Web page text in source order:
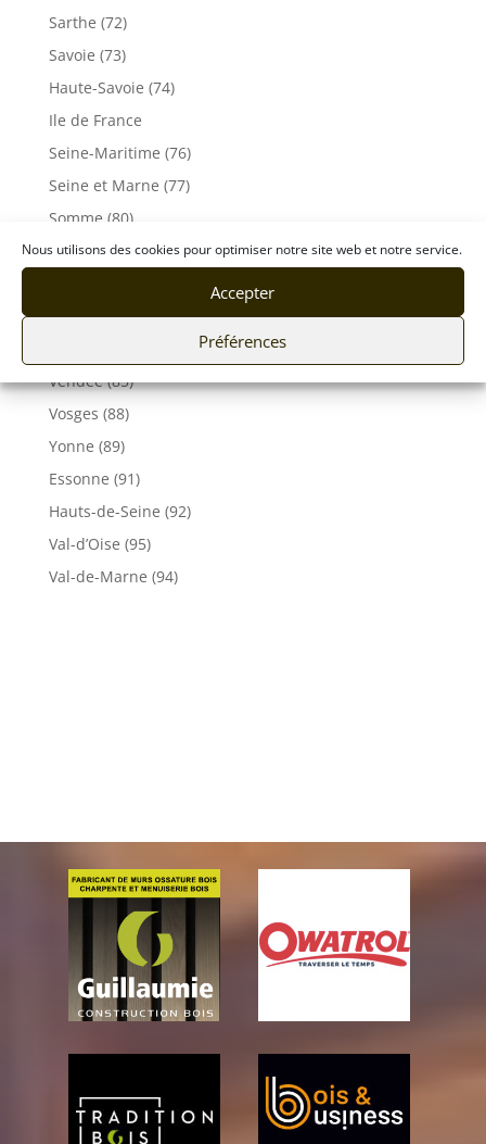
Nous utilisons des cookies pour optimiser notre site web et notre service.
Accepter
Préférences
Sarthe (72)
Savoie (73)
Haute-Savoie (74)
Ile de France
Seine-Maritime (76)
Seine et Marne (77)
Somme (80)
Tarn (81)
Var (83)
Vendée (85)
Vosges (88)
Yonne (89)
Essonne (91)
Hauts-de-Seine (92)
Val-d’Oise (95)
Val-de-Marne (94)